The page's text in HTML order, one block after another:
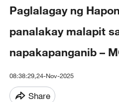
Paglalagay ng
panalakay malapit
napakapanganib –
08:38:29,24-Nov-2025
Share